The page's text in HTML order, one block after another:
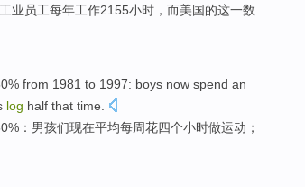
工业员工每年工作2155小时 ，而美国的这一数
from 1981 to 1997: boys now spend an
log half that time.
： 男孩们现在平均每周花四个小时做运动；